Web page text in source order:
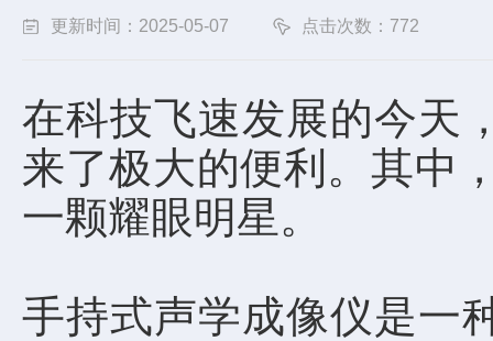
更新时间：2025-05-07 点击次数：772
在科技飞速发展的今天
来了极大的便利。其中
一颗耀眼明星。
手持式声学成像仪是一